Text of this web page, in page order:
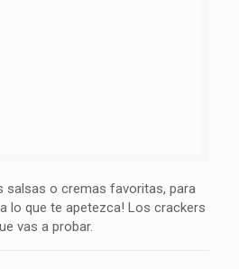
salsas o cremas favoritas, para
lo que te apetezca! Los crackers
vas a probar.